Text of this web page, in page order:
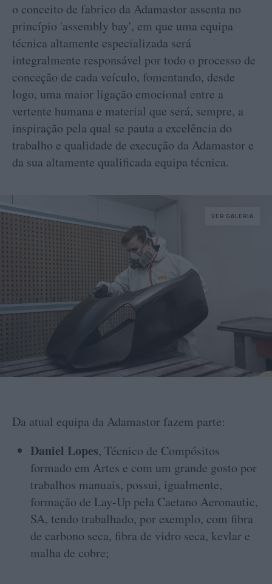
o conceito de fabrico da Adamastor assenta no
princípio 'assembly bay', em que uma equipa
técnica altamente especializada será
integralmente responsável por todo o processo de
conceção de cada veículo, fomentando, desde
logo, uma maior ligação emocional entre a
vertente humana e material que será, sempre, a
inspiração pela qual se pauta a excelência do
trabalho e qualidade de execução da Adamastor e
da sua altamente qualificada equipa técnica.
VER GALERIA
Da atual equipa da Adamastor fazem parte:
Daniel Lopes, Técnico de Compósitos
formado em Artes e com um grande gosto por
trabalhos manuais, possui, igualmente,
formação de Lay-Up pela Caetano Aeronautic,
SA, tendo trabalhado, por exemplo, com fibra
de carbono seca, fibra de vidro seca, kevlar e
malha de cobre;